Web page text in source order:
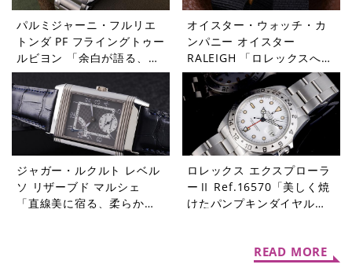
パルミジャーニ・フルリエ
トンダ PF フライングトゥー
ルビヨン 「余白が語る、本
当の贅沢」【今週の逸本
Vol.364】
オイスター・ウォッチ・カ
ンパニー オイスター
RALEIGH 「ロレックスへと
受け継がれたDNA」【今週
の逸本 Vol.363】
ジャガー・ルクルト レベル
ソ リザーブド マルシェ
「直線美に宿る、柔らかな
ロレックス エクスプローラ
ーⅡ Ref.16570「美しく焼
けたパンプキンダイヤル」
READ MORE